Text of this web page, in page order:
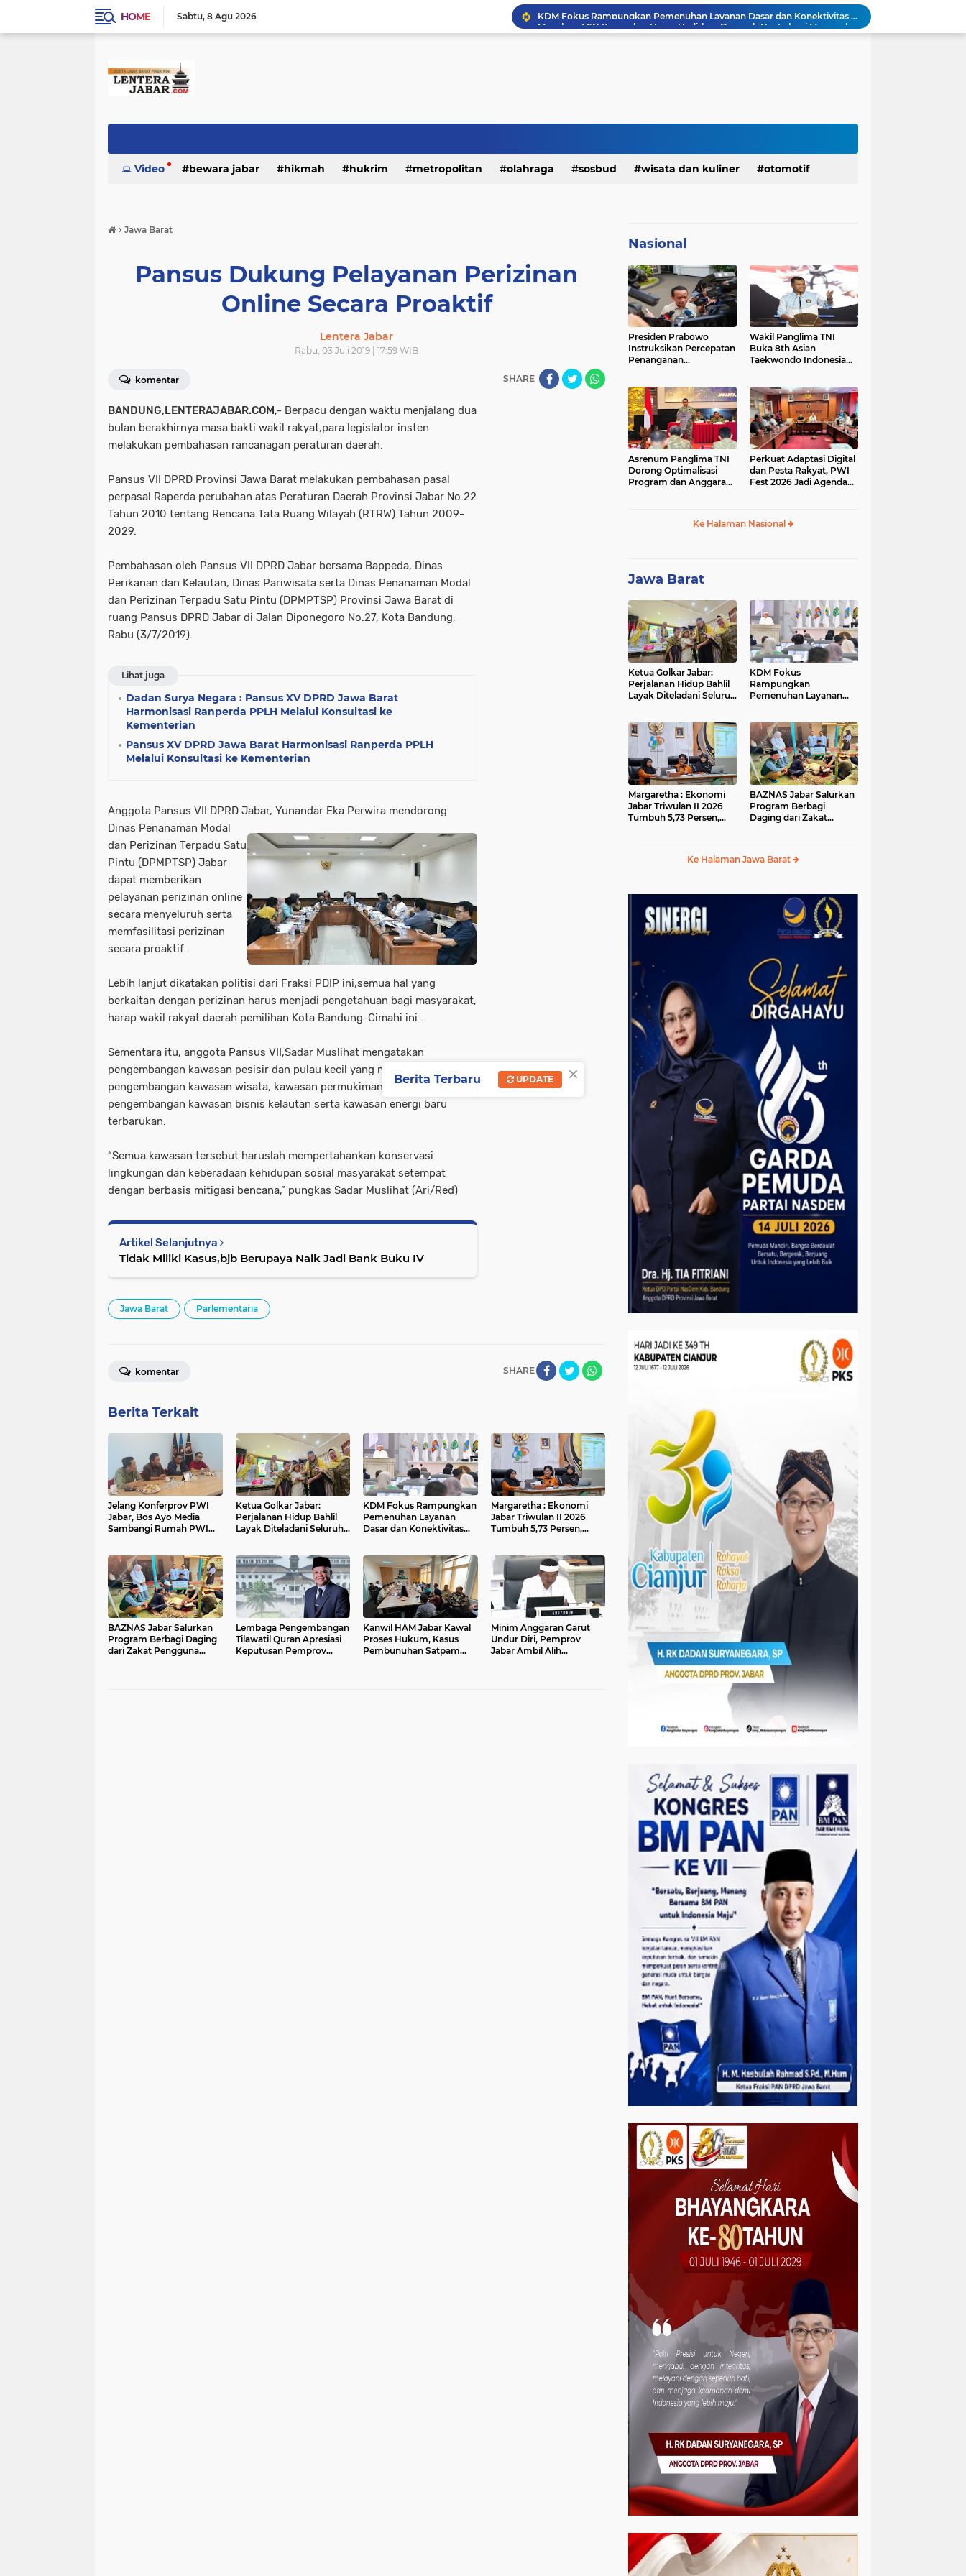
HOME Sabtu 8 Agu 2026
Menaker: ASN Kemnaker Harus Hadirkan Dampak Nyata bagi Masyarakat
DPRD dan Gubernur Jawa Barat Menyepakati Rancangan KUA-PPAS APBD Tahun Anggaran 2027
Ketua Golkar Jabar: Perjalanan Hidup Bahlil Layak Diteladani Seluruh Kader Partai
Video bewara jabar hikmah hukrim metropolitan olahraga sosbud wisata dan kuliner otomotif
› Jawa Barat
Pansus Dukung Pelayanan Perizinan
Online Secara Proaktif
Lentera Jabar
Rabu, 03 Juli 2019 | 17:59 WIB
komentar SHARE
BANDUNG,LENTERAJABAR.COM,- Berpacu dengan waktu menjalang dua
bulan berakhirnya masa bakti wakil rakyat,para legislator insten
melakukan pembahasan rancanagan peraturan daerah.
Pansus VII DPRD Provinsi Jawa Barat melakukan pembahasan pasal
perpasal Raperda perubahan atas Peraturan Daerah Provinsi Jabar No.22
Tahun 2010 tentang Rencana Tata Ruang Wilayah (RTRW) Tahun 2009-
2029.
Pembahasan oleh Pansus VII DPRD Jabar bersama Bappeda, Dinas
Perikanan dan Kelautan, Dinas Pariwisata serta Dinas Penanaman Modal
dan Perizinan Terpadu Satu Pintu (DPMPTSP) Provinsi Jawa Barat di
ruang Pansus DPRD Jabar di Jalan Diponegoro No.27, Kota Bandung,
Rabu (3/7/2019).
Lihat juga
Dadan Surya Negara : Pansus XV DPRD Jawa Barat
Harmonisasi Ranperda PPLH Melalui Konsultasi ke
Kementerian
Pansus XV DPRD Jawa Barat Harmonisasi Ranperda PPLH
Melalui Konsultasi ke Kementerian
Anggota Pansus VII DPRD Jabar, Yunandar Eka Perwira mendorong
Dinas Penanaman Modal
dan Perizinan Terpadu Satu
Pintu (DPMPTSP) Jabar
dapat memberikan
pelayanan perizinan online
secara menyeluruh serta
memfasilitasi perizinan
secara proaktif.
Lebih lanjut dikatakan politisi dari Fraksi PDIP ini,semua hal yang
berkaitan dengan perizinan harus menjadi pengetahuan bagi masyarakat,
harap wakil rakyat daerah pemilihan Kota Bandung-Cimahi ini .
Sementara itu, anggota Pansus VII,Sadar Muslihat mengatakan
pengembangan kawasan pesisir dan pulau kecil yang meliputi
pengembangan kawasan wisata, kawasan permukiman dan
pengembangan kawasan bisnis kelautan serta kawasan energi baru
terbarukan.
“Semua kawasan tersebut haruslah mempertahankan konservasi
lingkungan dan keberadaan kehidupan sosial masyarakat setempat
dengan berbasis mitigasi bencana,” pungkas Sadar Muslihat (Ari/Red)
Artikel Selanjutnya
Tidak Miliki Kasus,bjb Berupaya Naik Jadi Bank Buku IV
Jawa Barat Parlementaria
SHARE
komentar
Berita Terkait
Jelang Konferprov PWI
Jabar, Bos Ayo Media
Sambangi Rumah PWI
Ketua Golkar Jabar:
Perjalanan Hidup Bahlil
Layak Diteladani Seluruh
KDM Fokus Rampungkan
Pemenuhan Layanan
Dasar dan Konektivitas
Margaretha : Ekonomi
Jabar Triwulan II 2026
Tumbuh 5,73 Persen,
BAZNAS Jabar Salurkan
Program Berbagi Daging
dari Zakat Pengguna
Lembaga Pengembangan
Tilawatil Quran Apresiasi
Keputusan Pemprov
Kanwil HAM Jabar Kawal
Proses Hukum, Kasus
Pembunuhan Satpam
Minim Anggaran Garut
Undur Diri, Pemprov
Jabar Ambil Alih
Nasional
Presiden Prabowo
Instruksikan Percepatan
Penanganan
BBM
Wakil Panglima TNI
Buka 8th Asian
Taekwondo Indonesia
Asrenum Panglima TNI
Dorong Optimalisasi
Program dan Anggaran
Perkuat Adaptasi Digital
dan Pesta Rakyat, PWI
Fest 2026 Jadi Agenda
Ke Halaman Nasional
Jawa Barat
Ketua Golkar Jabar:
Perjalanan Hidup Bahlil
Layak Diteladani Seluruh
KDM Fokus
Rampungkan
Pemenuhan Layanan
Margaretha : Ekonomi
Jabar Triwulan II 2026
Tumbuh 5,73 Persen,
BAZNAS Jabar Salurkan
Program Berbagi
Daging dari Zakat
Ke Halaman Jawa Barat
×
Berita Terbaru UPDATE